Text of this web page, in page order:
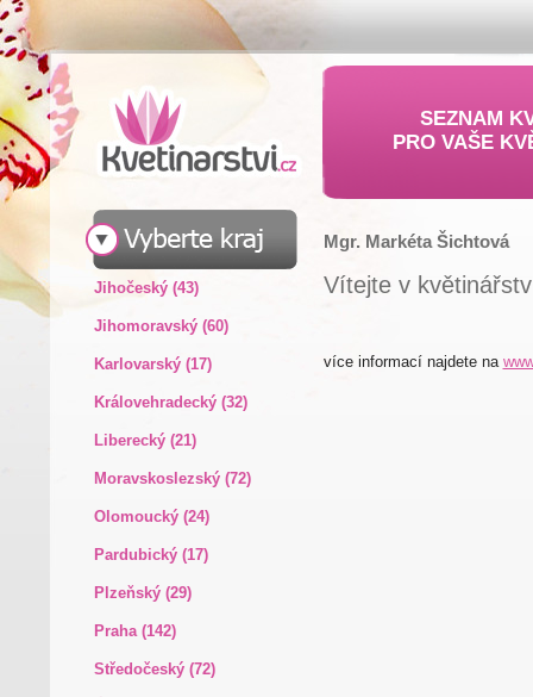
SEZNAM
PRO VAŠE
Jihočeský (43)
Jihomoravský (60)
Karlovarský (17)
Královehradecký (32)
Liberecký (21)
Moravskoslezský (72)
Olomoucký (24)
Pardubický (17)
Plzeňský (29)
Praha (142)
Středočeský (72)
Mgr. Markéta Šichtová
Vítejte v
více informací najdete na